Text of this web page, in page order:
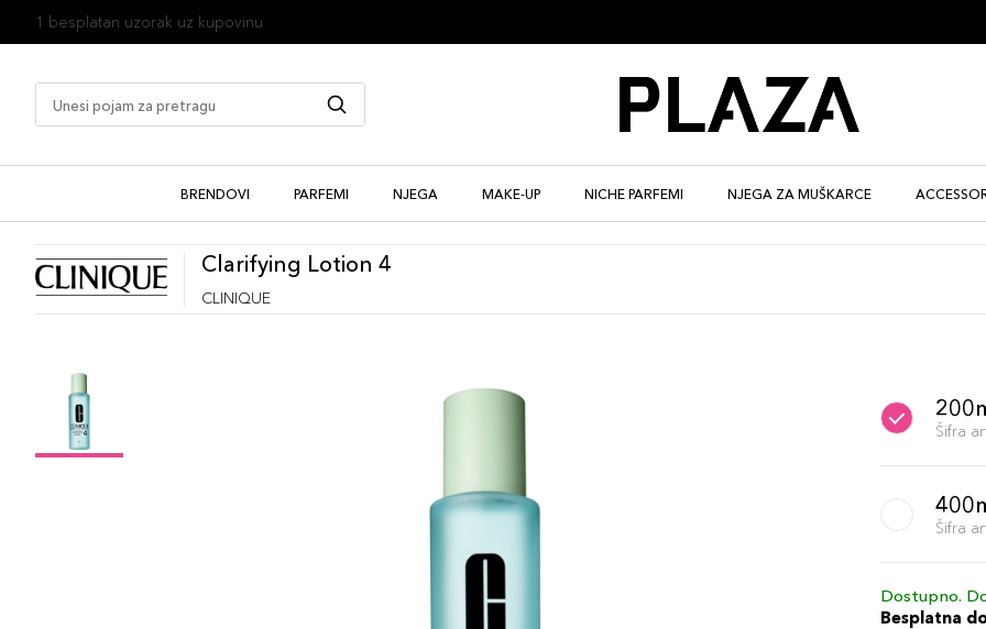
1 besplatan uzorak uz kupovinu
BRENDOVI PARFEMI NJEGA MAKE-UP NICHE PARFEMI NJEGA ZA MUŠKARCE
Clarifying Lotion 4
CLINIQUE
Šifra
Šifra
Dostupno.
Besplatna